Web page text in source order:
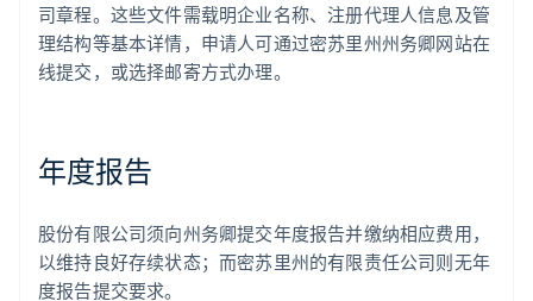
司章程。这些文件需载明企业名称、注册代理人信息及管
理结构等基本详情，申请人可通过密苏里州州务卿网站在
线提交，或选择邮寄方式办理。
年度报告
股份有限公司须向州务卿提交年度报告并缴纳相应费用，
以维持良好存续状态；而密苏里州的有限责任公司则无年
度报告提交要求。